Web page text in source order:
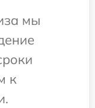
мы
к